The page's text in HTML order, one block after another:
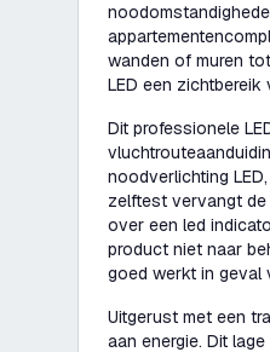
wanden of muren
LED een zichtbereik
Dit professionele
noodverlichting
zelftest vervangt
over een led
product niet naar
goed werkt in geval
Uitgerust met een
aan energie. Dit